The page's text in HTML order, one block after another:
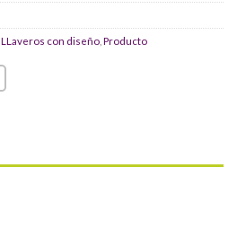
LLaveros con diseño Producto